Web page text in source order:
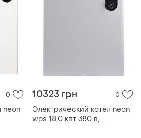
0
neon
10323 грн 0
Электрический котел neon
wps 18,0 квт 380 в,